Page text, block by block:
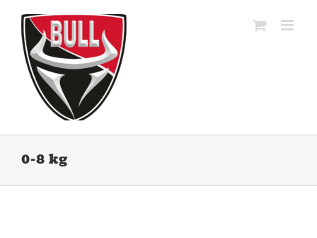
inhoud
0-8 kg